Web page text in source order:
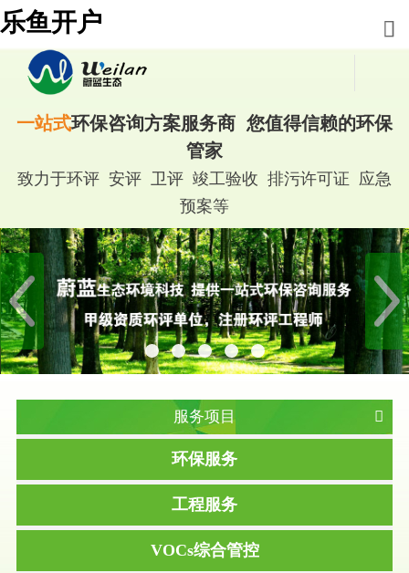
乐鱼开户
一站式环保咨询方案服务商 您值得信赖的环保
管家
致力于环评 安评 卫评 竣工验收 排污许可证 应急
预案等
服务项目
环保服务
工程服务
VOCs综合管控